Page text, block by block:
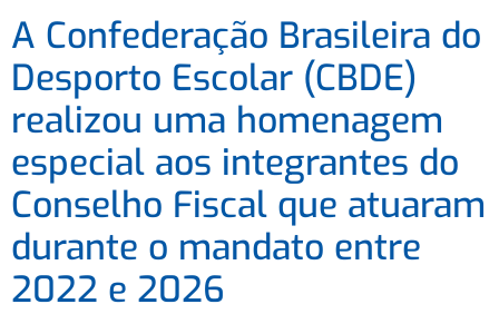
A Confederação Brasileira do
Desporto Escolar (CBDE)
realizou uma homenagem
especial aos integrantes do
Conselho Fiscal que atuaram
durante o mandato entre
2022 e 2026